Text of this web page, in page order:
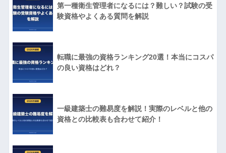
第一種衛生管理者になるには？難しい？試験の受
験資格やよくある質問を解説
転職に最強の資格ランキング20選！本当にコスパ
の良い資格はどれ？
一級建築士の難易度を解説！実際のレベルと他の
資格との比較表も合わせて紹介！